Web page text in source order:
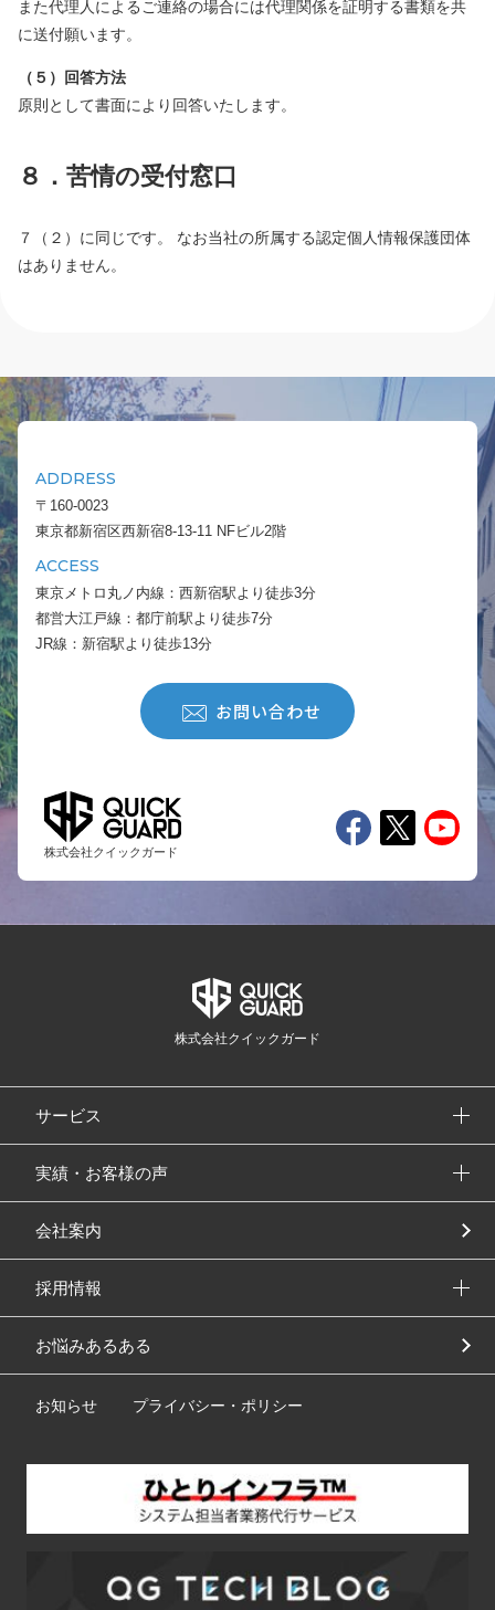
また代理人によるご連絡の場合には代理関係を証明する書類を共
に送付願います。
（５）回答方法
原則として書面により回答いたします。
８．苦情の受付窓口
７（２）に同じです。 なお当社の所属する認定個人情報保護団体
はありません。
株式会社クイックガード
ADDRESS
〒160-0023
東京都新宿区西新宿8-13-11 NFビル2階
ACCESS
東京メトロ丸ノ内線：西新宿駅より徒歩3分
都営大江戸線：都庁前駅より徒歩7分
JR線：新宿駅より徒歩13分
お問い合わせ
株式会社クイックガード
サービス
実績・お客様の声
会社案内
採用情報
お悩みあるある
お知らせ プライバシー・ポリシー